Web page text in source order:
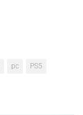
pc
PS5